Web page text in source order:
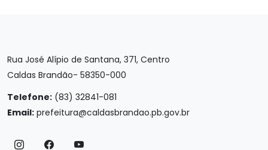
Rua José Alípio de Santana, 371, Centro
Caldas Brandão- 58350-000
Telefone: (83) 32841-081
Email: prefeitura@caldasbrandao.pb.gov.br